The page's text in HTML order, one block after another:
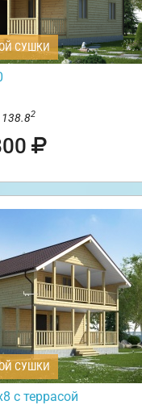
СУШКИ
2
СУШКИ
с террасой